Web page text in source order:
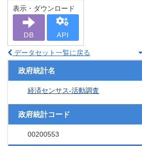
表示・ダウンロード
DB API
データセット一覧に戻る
政府統計名
経済センサス‐活動調査
政府統計コード
00200553